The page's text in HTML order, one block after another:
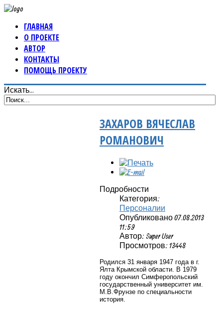
ГЛАВНАЯ
О ПРОЕКТЕ
АВТОР
КОНТАКТЫ
ПОМОЩЬ ПРОЕКТУ
Искать...
ЗАХАРОВ ВЯЧЕСЛАВ
РОМАНОВИЧ
Подробности
Категория:
Персоналии
Опубликовано 07.08.2013
11:59
Автор: Super User
Просмотров: 13448
Родился 31 января 1947 года в г.
Ялта Крымской области. В 1979
году окончил Симферопольский
государственный университет им.
М.В.Фрунзе по специальности
история.